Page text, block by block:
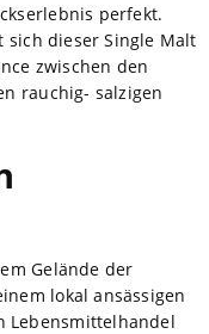
perfekt.
sich dieser Single Malt
zwischen den
rauchig- salzigen
Gelände der
lokal ansässigen
Lebensmittelhandel